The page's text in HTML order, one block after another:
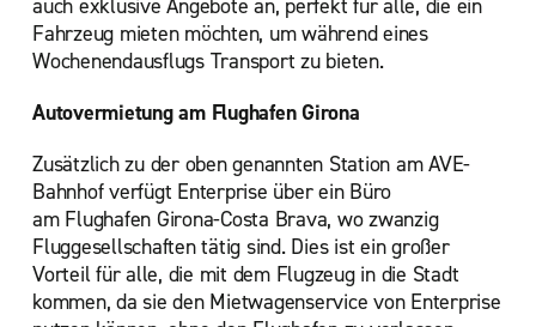
auch exklusive Angebote an, perfekt für alle, die ein
Fahrzeug mieten möchten, um während eines
Wochenendausflugs Transport zu bieten.
Autovermietung am Flughafen Girona
Zusätzlich zu der oben genannten Station am AVE-
Bahnhof verfügt Enterprise über ein Büro
am Flughafen Girona-Costa Brava, wo zwanzig
Fluggesellschaften tätig sind. Dies ist ein großer
Vorteil für alle, die mit dem Flugzeug in die Stadt
kommen, da sie den Mietwagenservice von Enterprise